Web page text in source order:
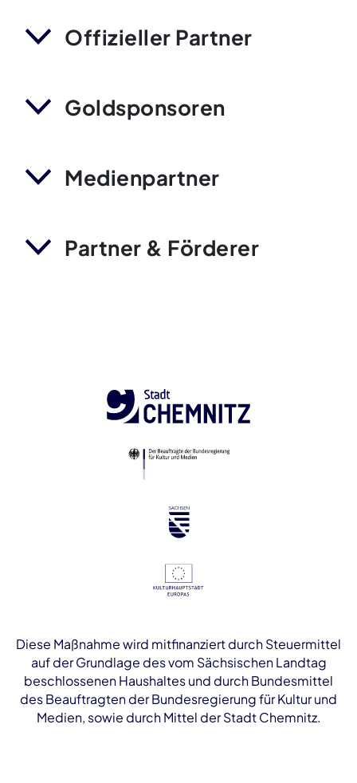
Offizieller Partner
Goldsponsoren
Medienpartner
Partner & Förderer
Diese Maßnahme wird mitfinanziert durch Steuermittel
auf der Grundlage des vom Sächsischen Landtag
beschlossenen Haushaltes und durch Bundesmittel
des Beauftragten der Bundesregierung für Kultur und
Medien, sowie durch Mittel der Stadt Chemnitz.